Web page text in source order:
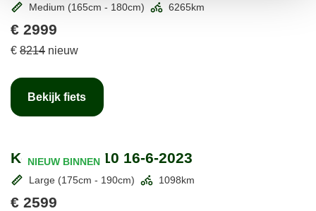
Medium (165cm - 180cm) 6265km
€ 2999
€ 8214 nieuw
Bekijk fiets
NIEUW BINNEN
Koga Pace B10 16-6-2023
Large (175cm - 190cm) 1098km
€ 2599